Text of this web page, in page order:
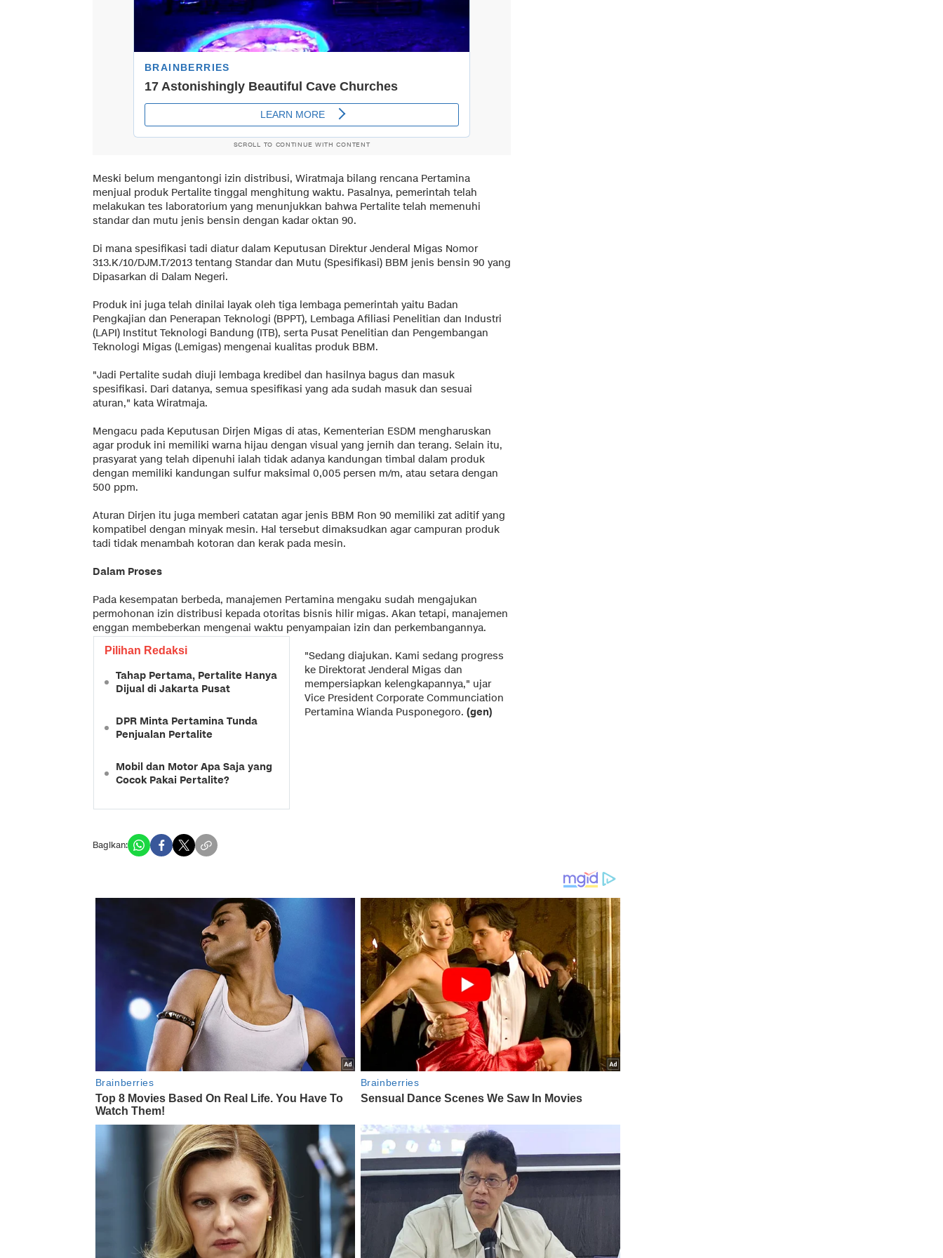
SCROLL TO CONTINUE WITH CONTENT
Meski belum mengantongi izin distribusi, Wiratmaja bilang rencana Pertamina
menjual produk Pertalite tinggal menghitung waktu. Pasalnya, pemerintah telah
melakukan tes laboratorium yang menunjukkan bahwa Pertalite telah memenuhi
standar dan mutu jenis bensin dengan kadar oktan 90.
Di mana spesifikasi tadi diatur dalam Keputusan Direktur Jenderal Migas Nomor
313.K/10/DJM.T/2013 tentang Standar dan Mutu (Spesifikasi) BBM jenis bensin 90 yang
Dipasarkan di Dalam Negeri.
Produk ini juga telah dinilai layak oleh tiga lembaga pemerintah yaitu Badan
Pengkajian dan Penerapan Teknologi (BPPT), Lembaga Afiliasi Penelitian dan Industri
(LAPI) Institut Teknologi Bandung (ITB), serta Pusat Penelitian dan Pengembangan
Teknologi Migas (Lemigas) mengenai kualitas produk BBM.
"Jadi Pertalite sudah diuji lembaga kredibel dan hasilnya bagus dan masuk
spesifikasi. Dari datanya, semua spesifikasi yang ada sudah masuk dan sesuai
aturan," kata Wiratmaja.
Mengacu pada Keputusan Dirjen Migas di atas, Kementerian ESDM mengharuskan
agar produk ini memiliki warna hijau dengan visual yang jernih dan terang. Selain itu,
prasyarat yang telah dipenuhi ialah tidak adanya kandungan timbal dalam produk
dengan memiliki kandungan sulfur maksimal 0,005 persen m/m, atau setara dengan
500 ppm.
Aturan Dirjen itu juga memberi catatan agar jenis BBM Ron 90 memiliki zat aditif yang
kompatibel dengan minyak mesin. Hal tersebut dimaksudkan agar campuran produk
tadi tidak menambah kotoran dan kerak pada mesin.
Dalam Proses
Pada kesempatan berbeda, manajemen Pertamina mengaku sudah mengajukan
permohonan izin distribusi kepada otoritas bisnis hilir migas. Akan tetapi, manajemen
enggan membeberkan mengenai waktu penyampaian izin dan perkembangannya.
Pilihan Redaksi
Tahap Pertama, Pertalite Hanya
Dijual di Jakarta Pusat
DPR Minta Pertamina Tunda
Penjualan Pertalite
Mobil dan Motor Apa Saja yang
Cocok Pakai Pertalite?
"Sedang diajukan. Kami sedang progress
ke Direktorat Jenderal Migas dan
mempersiapkan kelengkapannya," ujar
Vice President Corporate Communciation
Pertamina Wianda Pusponegoro. (gen)
Bagikan: